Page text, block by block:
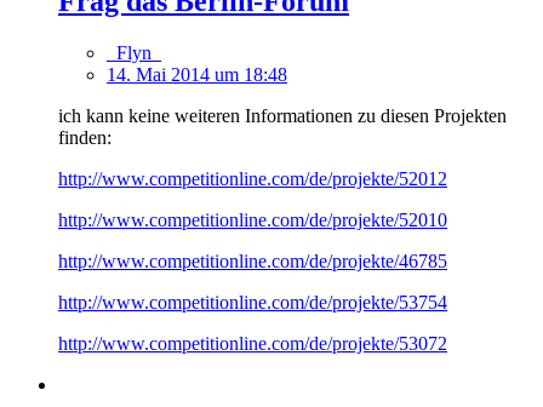
_Flyn_
14. Mai 2014 um 18:48
ich kann keine weiteren Informationen zu diesen Projekten
finden:
http://www.competitionline.com/de/projekte/52012
http://www.competitionline.com/de/projekte/52010
http://www.competitionline.com/de/projekte/46785
http://www.competitionline.com/de/projekte/53754
http://www.competitionline.com/de/projekte/53072